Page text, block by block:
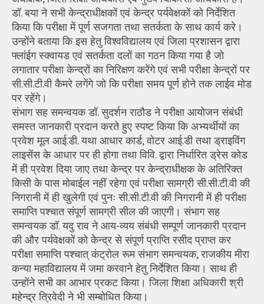
डॉ. बया ने सभी केन्द्राधीक्षकों एवं केन्द्र पर्यवेक्षकों को निर्देशित
किया कि परीक्षा में पूर्ण सजगता तथा सतर्कता के साथ कार्य करे।
उन्होंने बताया कि इस हेतु विश्वविद्यालय एवं जिला प्रशासन द्वारा
फ्लांईग स्क्वायड एवं सतर्कता दलों का गठन किया गया है जो
लगातार परीक्षा केन्द्रों का निरिक्षण करेंगे एवं सभी परीक्षा केन्द्रों पर
सी.सी.टी.वी कैमरे लगेंगे जो कि परीक्षा समय पूर्ण होने तक लाईव मोड
पर रहेंगे।
संभाग सह समन्वयक डॉ. सुदर्शन राठौड ने परीक्षा आयोजन संबंधी
समस्त जानकारी प्रदान करते हुए स्पष्ट किया कि अभ्यर्थीयों का
प्रवेश मूल आई.डी. यथा आधार कार्ड, वोटर आई.डी तथा ड्राइविंग
लाइसेंस के आधार पर ही होगा तथा विवि. द्वारा निर्धारित ड्रेस कोड
में ही प्रवेश दिया जाए तथा केन्द्र पर केन्द्राधीक्षक के अतिरिक्त
किसी के पास मोबाईल नहीं रहेगा एवं परीक्षा सामग्री सी.सी.टी.वी की
निगरानी में ही खुलेगी एवं पुनः सी.सी.टी.वी की निगरानी में ही परीक्षा
समाप्ति पश्चात संपूर्ण सामग्री सील की जाएगी। संभाग सह
समन्वयक डॉ. यदु राव ने आय-व्यय संबंधी सम्पूर्ण जानकारी प्रदान
की और पर्यवेक्षकों को केेन्द्र से संपूर्ण प्राप्ति रसीद प्राप्त कर
परीक्षा समाप्ति पश्चात् कंट्रोल रूम संभाग समन्वयक, राजकीय मीरा
कन्या महाविद्यालय में जमा करवाने हेतु निर्देशित किया। साथ ही
उन्होंने सभी का आभार प्रकट किया। जिला शिक्षा अधिकारी श्री
महेन्द्र त्रिवेदी ने भी सम्बोधित किया।